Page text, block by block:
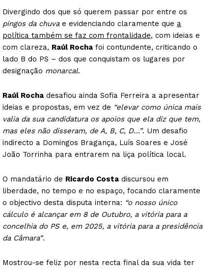
Divergindo dos que só querem passar por entre os
pingos da chuvae evidenciando claramente que a
política também se faz com frontalidade, com ideias e
com clareza, Raúl Rocha foi contundente, criticando o
lado B do PS – dos que conquistam os lugares por
designação monarcal.
Raúl Rocha desafiou ainda Sofia Ferreira a apresentar
ideias e propostas, em vez de “elevar como única mais
valia da sua candidatura os apoios que ela diz que tem,
mas eles não disseram, de A, B, C, D…”. Um desafio
indirecto a Domingos Bragança, Luís Soares e José
João Torrinha para entrarem na liça política local.
O mandatário de Ricardo Costa discursou em
liberdade, no tempo e no espaço, focando claramente
o objectivo desta disputa interna: “o nosso único
cálculo é alcançar em 8 de Outubro, a vitória para a
concelhia do PS e, em 2025, a vitória para a presidência
da Câmara”.
Mostrou-se feliz por nesta recta final da sua vida ter